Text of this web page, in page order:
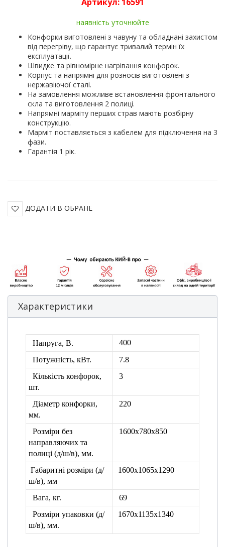
наявність уточнюйте
Конфорки виготовлені з чавуну та обладнані захистом
від перегріву, що гарантує тривалий термін їх
експлуатації.
Швидке та рівномірне нагрівання конфорок.
Корпус та напрямні для розносів виготовлені з
нержавіючої сталі.
На замовлення можливе встановлення фронтального
скла та виготовлення 2 полиці.
Напрямні марміту перших страв мають розбірну
конструкцію.
Марміт поставляється з кабелем для підключення на 3
фази.
Гарантія 1 рік.
ДОДАТИ В ОБРАНЕ
Характеристики
Напруга, В.
400
Потужність, кВт.
7.8
Кількість конфорок,
шт.
3
Діаметр конфорки,
мм.
220
Розміри без
направляючих та
полиці (д/ш/в), мм.
1600х780х850
Габаритні розміри (д/
ш/в), мм
1600х1065х1290
Вага, кг.
69
Розміри упаковки (д/
ш/в), мм.
1670х1135х1340